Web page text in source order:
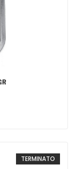
TERMINATO